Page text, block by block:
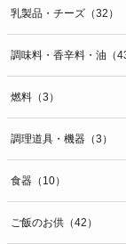
乳製品・チーズ（32）
調味料・香辛料・油（43
燃料（3）
調理道具・機器（3）
食器（10）
ご飯のお供（42）